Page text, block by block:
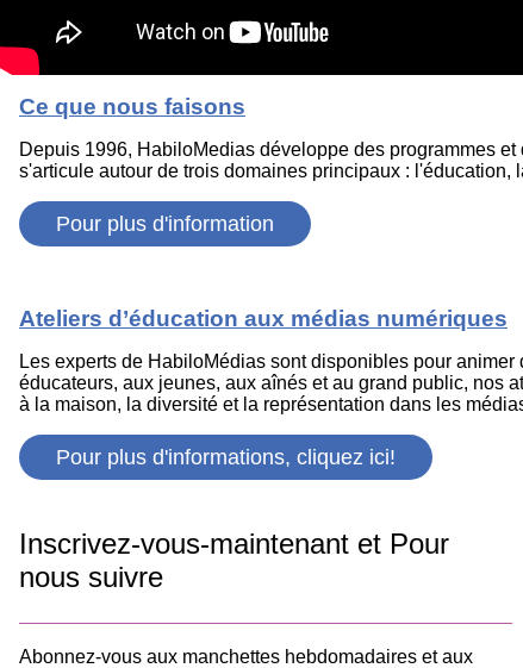
Ce que nous faisons
Depuis 1996, HabiloMedias développe des programmes
s'articule autour de trois domaines principaux :
Pour plus d'information
Ateliers d’éducation aux médias numériques
Les experts de HabiloMédias sont disponibles pour
éducateurs, aux jeunes, aux aînés et au grand public, nos
à la maison, la diversité et la représentation dans les
Pour plus d'informations, cliquez ici!
Inscrivez-vous-maintenant et Pour
nous suivre
Abonnez-vous aux manchettes hebdomadaires et aux